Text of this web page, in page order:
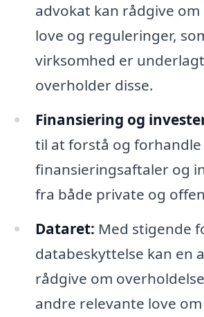
advokat kan rådgive
love og reguleringer,
virksomhed er
overholder disse.
Finansiering og
til at forstå og forhandle
finansieringsaftaler og
fra både private og
Dataret: Med stigende
databeskyttelse kan en
rådgive om
andre relevante love